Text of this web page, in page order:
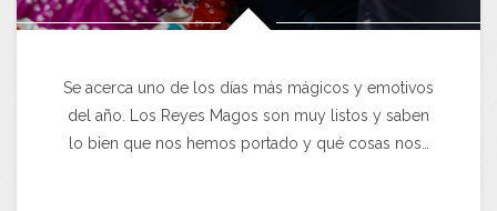
Se acerca uno de los días más mágicos y emotivos
del año. Los Reyes Magos son muy listos y saben
lo bien que nos hemos portado y qué cosas nos…